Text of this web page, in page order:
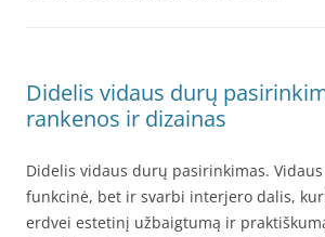
Didelis vidaus durų
rankenos ir dizainas
Didelis vidaus durų pasirinkimas.
funkcinė, bet ir svarbi interjero dalis,
erdvei estetinį užbaigtumą ir